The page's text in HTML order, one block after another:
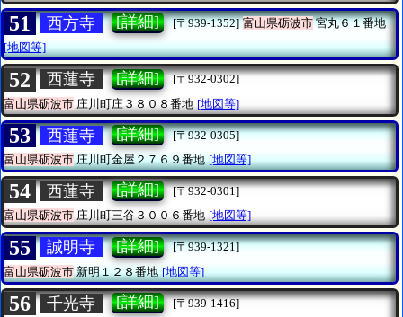
51 西方寺 [詳細] [〒939-1352] 富山県砺波市宮丸６１番地
[地図等]
52 西蓮寺 [詳細]
[〒932-0302]
富山県砺波市 庄川町庄３８０８番地 [地図等]
53 西蓮寺 [詳細]
[〒932-0305]
富山県砺波市庄川町金屋２７６９番地 [地図等]
54 西蓮寺 [詳細]
[〒932-0301]
富山県砺波市庄川町三谷３００６番地 [地図等]
55 誠明寺 [詳細]
[〒939-1321]
富山県砺波市新明１２８番地 [地図等]
56 千光寺 [詳細]
[〒939-1416]